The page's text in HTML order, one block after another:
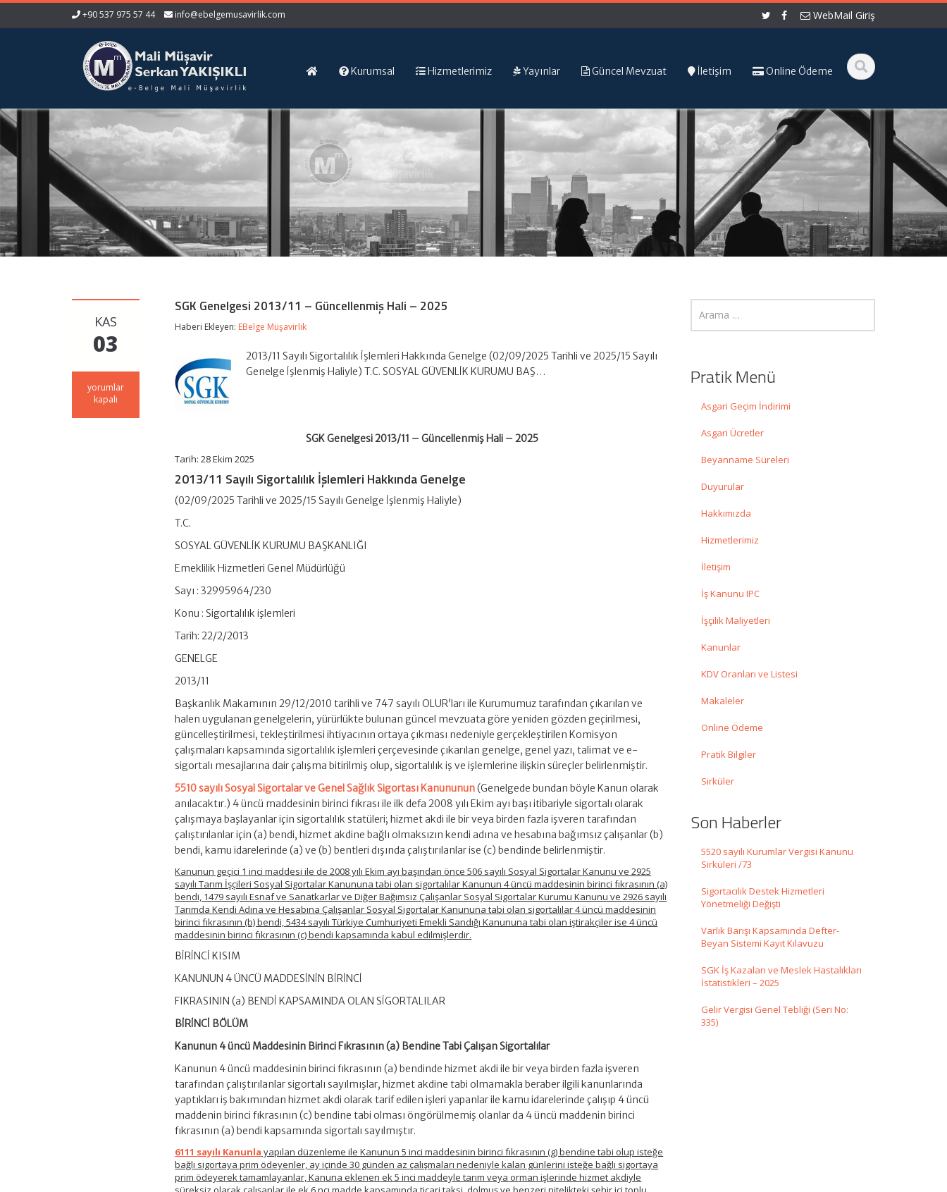
+90 537 975 57 44 info@ebelgemusavirlik.com WebMail Giriş
Kurumsal Hizmetlerimiz Yayınlar Güncel Mevzuat İletişim Online Ödeme
KAS
03
SGK
Genelgesi
yorumlar
kapalı
SGK Genelgesi 2013/11 – Güncellenmiş Hali – 2025
Haberi Ekleyen: EBelge Müşavirlik
2013/11 Sayılı Sigortalılık İşlemleri Hakkında Genelge (02/09/2025 Tarihli ve 2025/15 Sayılı
Genelge İşlenmiş Haliyle) T.C. SOSYAL GÜVENLİK KURUMU BAŞ…
SGK Genelgesi 2013/11 – Güncellenmiş Hali – 2025
Tarih: 28 Ekim 2025
2013/11 Sayılı Sigortalılık İşlemleri Hakkında Genelge
(02/09/2025 Tarihli ve 2025/15 Sayılı Genelge İşlenmiş Haliyle)
T.C.
SOSYAL GÜVENLİK KURUMU BAŞKANLIĞI
Emeklilik Hizmetleri Genel Müdürlüğü
Sayı : 32995964/230
Konu : Sigortalılık işlemleri
Tarih: 22/2/2013
GENELGE
2013/11
Başkanlık Makamının 29/12/2010 tarihli ve 747 sayılı OLUR’ları ile Kurumumuz tarafından çıkarılan ve
halen uygulanan genelgelerin, yürürlükte bulunan güncel mevzuata göre yeniden gözden geçirilmesi,
güncelleştirilmesi, tekleştirilmesi ihtiyacının ortaya çıkması nedeniyle gerçekleştirilen Komisyon
çalışmaları kapsamında sigortalılık işlemleri çerçevesinde çıkarılan genelge, genel yazı, talimat ve e-
sigortalı mesajlarına dair çalışma bitirilmiş olup, sigortalılık iş ve işlemlerine ilişkin süreçler belirlenmiştir.
5510 sayılı Sosyal Sigortalar ve Genel Sağlık Sigortası Kanununun(Genelgede bundan böyle Kanun olarak
anılacaktır.) 4 üncü maddesinin birinci fıkrası ile ilk defa 2008 yılı Ekim ayı başı itibariyle sigortalı olarak
çalışmaya başlayanlar için sigortalılık statüleri; hizmet akdi ile bir veya birden fazla işveren tarafından
çalıştırılanlar için (a) bendi, hizmet akdine bağlı olmaksızın kendi adına ve hesabına bağımsız çalışanlar (b)
bendi, kamu idarelerinde (a) ve (b) bentleri dışında çalıştırılanlar ise (c) bendinde belirlenmiştir.
Kanunun geçici 1 inci maddesi ile de 2008 yılı Ekim ayı başından önce 506 sayılı Sosyal Sigortalar Kanunu ve 2925
sayılı Tarım İşçileri Sosyal Sigortalar Kanununa tabi olan sigortalılar Kanunun 4 üncü maddesinin birinci fıkrasının (a)
bendi, 1479 sayılı Esnaf ve Sanatkarlar ve Diğer Bağımsız Çalışanlar Sosyal Sigortalar Kurumu Kanunu ve 2926 sayılı
Tarımda Kendi Adına ve Hesabına Çalışanlar Sosyal Sigortalar Kanununa tabi olan sigortalılar 4 üncü maddesinin
birinci fıkrasının (b) bendi, 5434 sayılı Türkiye Cumhuriyeti Emekli Sandığı Kanununa tabi olan iştirakçiler ise 4 üncü
maddesinin birinci fıkrasının (c) bendi kapsamında kabul edilmişlerdir.
BİRİNCİ KISIM
KANUNUN 4 ÜNCÜ MADDESİNİN BİRİNCİ
FIKRASININ (a) BENDİ KAPSAMINDA OLAN SİGORTALILAR
BİRİNCİ BÖLÜM
Kanunun 4 üncü Maddesinin Birinci Fıkrasının (a) Bendine Tabi Çalışan Sigortalılar
Kanunun 4 üncü maddesinin birinci fıkrasının (a) bendinde hizmet akdi ile bir veya birden fazla işveren
tarafından çalıştırılanlar sigortalı sayılmışlar, hizmet akdine tabi olmamakla beraber ilgili kanunlarında
yaptıkları iş bakımından hizmet akdi olarak tarif edilen işleri yapanlar ile kamu idarelerinde çalışıp 4 üncü
maddenin birinci fıkrasının (c) bendine tabi olması öngörülmemiş olanlar da 4 üncü maddenin birinci
fıkrasının (a) bendi kapsamında sigortalı sayılmıştır.
6111 sayılı Kanunla yapılan düzenleme ile Kanunun 5 inci maddesinin birinci fıkrasının (g) bendine tabi olup isteğe
bağlı sigortaya prim ödeyenler, ay içinde 30 günden az çalışmaları nedeniyle kalan günlerini isteğe bağlı sigortaya
prim ödeyerek tamamlayanlar, Kanuna eklenen ek 5 inci maddeyle tarım veya orman işlerinde hizmet akdiyle
Pratik Menü
Asgari Geçim İndirimi
Asgari Ücretler
Beyanname Süreleri
Duyurular
Hakkımızda
Hizmetlerimiz
İletişim
İş Kanunu IPC
İşçilik Maliyetleri
Kanunlar
KDV Oranları ve Listesi
Makaleler
Online Ödeme
Pratik Bilgiler
Sirküler
Son Haberler
5520 sayılı Kurumlar Vergisi Kanunu
Sirküleri /73
Sigortacılık Destek Hizmetleri
Yönetmeliği Değişti
Varlık Barışı Kapsamında Defter-
Beyan Sistemi Kayıt Kılavuzu
SGK İş Kazaları ve Meslek Hastalıkları
İstatistikleri – 2025
Gelir Vergisi Genel Tebliği (Seri No:
335)